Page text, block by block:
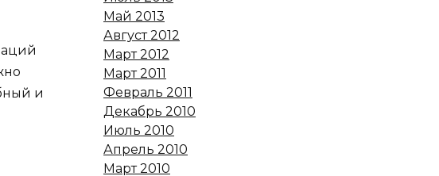
и
Май 2013
Август 2012
Март 2012
Март 2011
Февраль 2011
Декабрь 2010
Июль 2010
Апрель 2010
Март 2010